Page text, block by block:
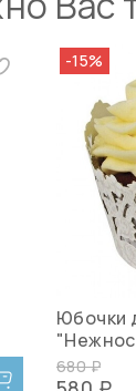
-15%
Юбочки
680 ₽